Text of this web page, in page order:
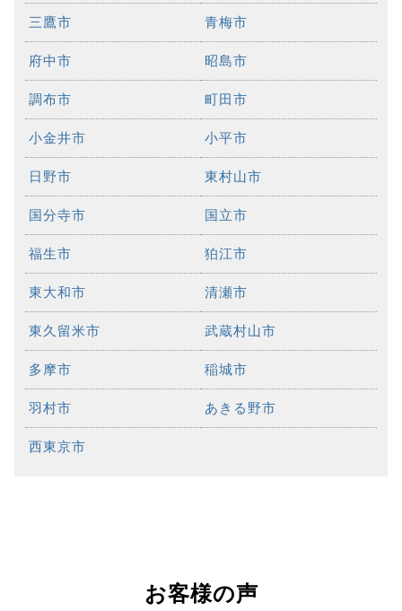
三鷹市 青梅市
府中市 昭島市
調布市 町田市
小金井市 小平市
日野市 東村山市
国分寺市 国立市
福生市 狛江市
東大和市 清瀬市
東久留米市 武蔵村山市
多摩市 稲城市
羽村市 あきる野市
西東京市
お客様の声